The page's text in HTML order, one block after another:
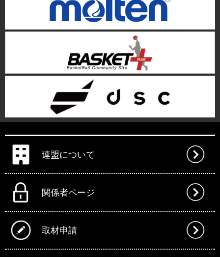
連盟について
関係者ページ
取材申請